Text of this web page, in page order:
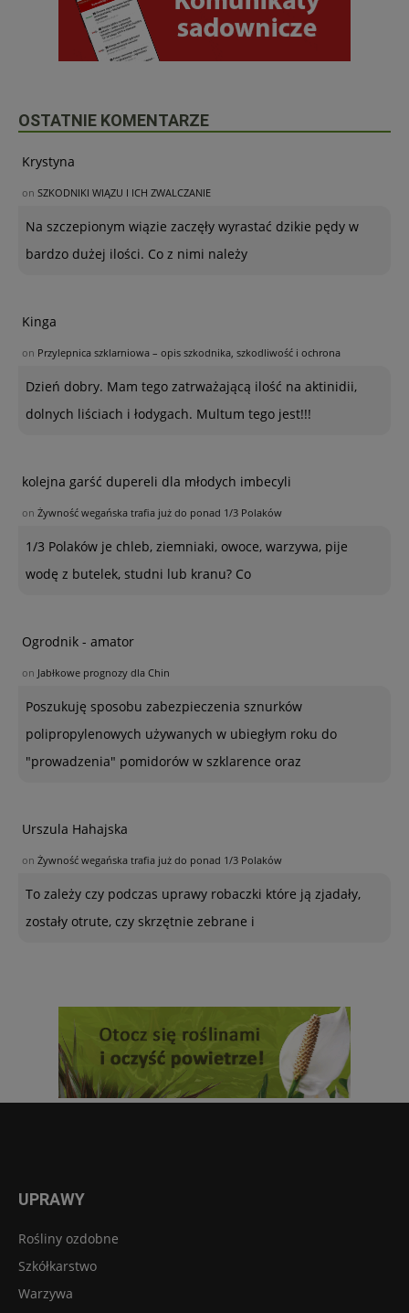
OSTATNIE KOMENTARZE
Krystyna
on SZKODNIKI WIĄZU I ICH ZWALCZANIE
Na szczepionym wiązie zaczęły wyrastać dzikie pędy w
bardzo dużej ilości. Co z nimi należy
Kinga
on Przylepnica szklarniowa – opis szkodnika, szkodliwość i ochrona
Dzień dobry. Mam tego zatrważającą ilość na aktinidii,
dolnych liściach i łodygach. Multum tego jest!!!
kolejna garść dupereli dla młodych imbecyli
on Żywność wegańska trafia już do ponad 1/3 Polaków
1/3 Polaków je chleb, ziemniaki, owoce, warzywa, pije
wodę z butelek, studni lub kranu? Co
Ogrodnik - amator
on Jabłkowe prognozy dla Chin
Poszukuję sposobu zabezpieczenia sznurków
polipropylenowych używanych w ubiegłym roku do
"prowadzenia" pomidorów w szklarence oraz
Urszula Hahajska
on Żywność wegańska trafia już do ponad 1/3 Polaków
To zależy czy podczas uprawy robaczki które ją zjadały,
zostały otrute, czy skrzętnie zebrane i
UPRAWY
Rośliny ozdobne
Szkółkarstwo
Warzywa